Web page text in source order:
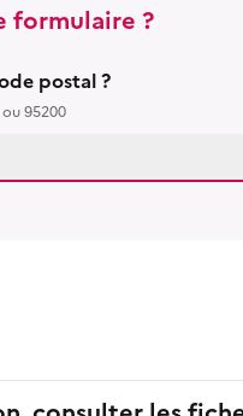
formulaire ?
postal ?
95200